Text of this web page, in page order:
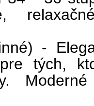
-
tých,